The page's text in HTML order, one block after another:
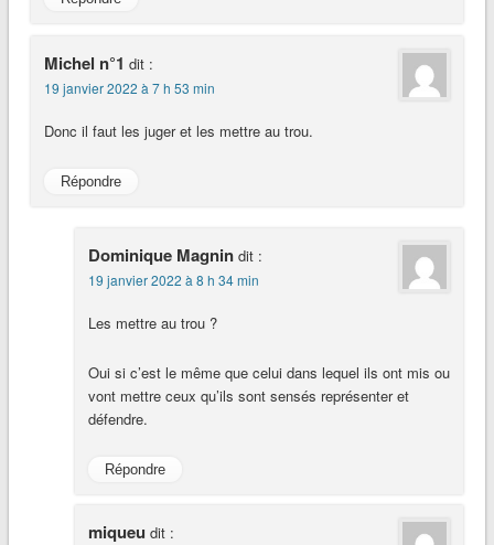
Michel n°1 dit :
19 janvier 2022 à 7 h 53 min
Donc il faut les juger et les mettre au trou.
Répondre
Dominique Magnin dit :
19 janvier 2022 à 8 h 34 min
Les mettre au trou ?
Oui si c’est le même que celui dans lequel ils ont mis ou
vont mettre ceux qu’ils sont sensés représenter et
défendre.
Répondre
miqueu dit :